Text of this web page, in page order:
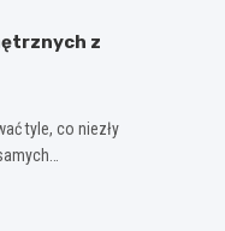
z
tyle, co niezły